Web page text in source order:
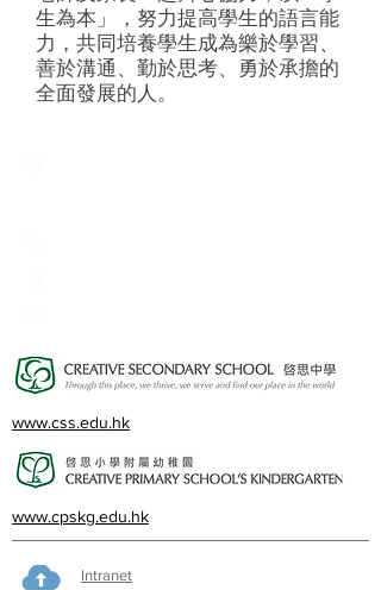
生為本」，努力提高學生的語言能
力，共同培養學生成為樂於學習、
善於溝通、勤於思考、勇於承擔的
全面發展的人。
www.css.edu.hk
www.cpskg.edu.hk
Intranet